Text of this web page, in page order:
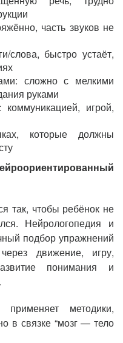
часть звуков не
слова, быстро устаёт,
сложно с мелкими
руками
коммуникацией, игрой,
которые должны
так, чтобы ребёнок не
Нейрологопедия и
подбор упражнений
движение, игру,
понимания и
методики,
в связке “мозг — тело